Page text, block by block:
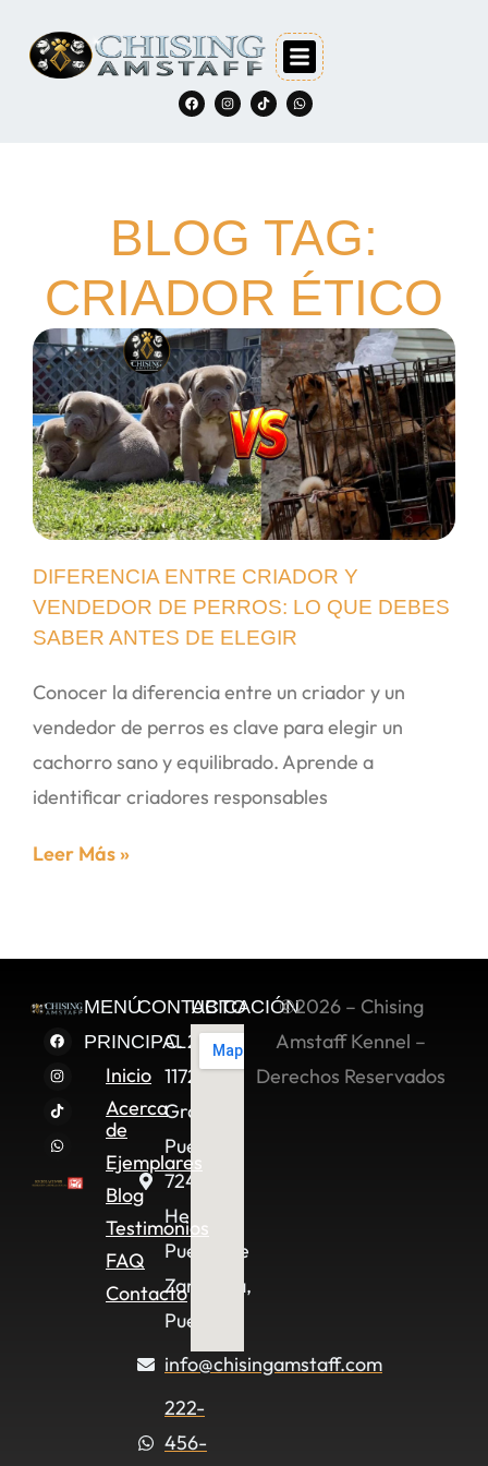
BLOG TAG:
CRIADOR ÉTICO
DIFERENCIA ENTRE CRIADOR Y
VENDEDOR DE PERROS: LO QUE DEBES
SABER ANTES DE ELEGIR
Conocer la diferencia entre un criador y un
vendedor de perros es clave para elegir un
cachorro sano y equilibrado. Aprende a
identificar criadores responsables
Leer Más »
MENÚ
PRINCIPAL
Inicio
Acerca
de
Ejemplares
Blog
Testimonios
FAQ
Contacto
CONTACTO
C. 2 Sur
11722,
Granjas
Puebla,
72490
Heroica
Puebla de
Zaragoza,
Pue.
info@chisingamstaff.com
222-
456-
UBICACIÓN©2026 – Chising
Amstaff Kennel –
Derechos Reservados